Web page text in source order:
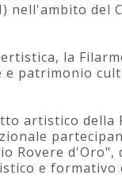
nell'ambito del
la
patrimonio
artistico della
Rovere
e formativo